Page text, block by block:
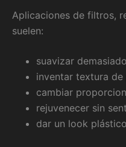
Aplicaciones de filtros,
suelen:
suavizar demasiado
inventar textura de
cambiar
rejuvenecer sin
dar un look